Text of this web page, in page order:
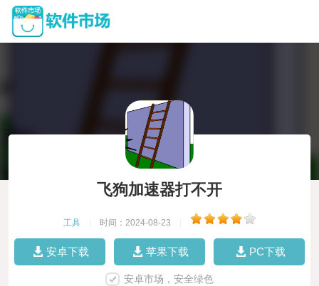
飞狗加速器打不开
工具 时间：2024-08-23
安卓下载 苹果下载 PC下载
安卓市场，安全绿色